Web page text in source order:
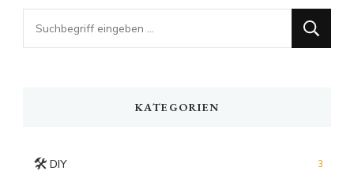
Looking
for
KATEGORIEN
🛠️ DIY 3